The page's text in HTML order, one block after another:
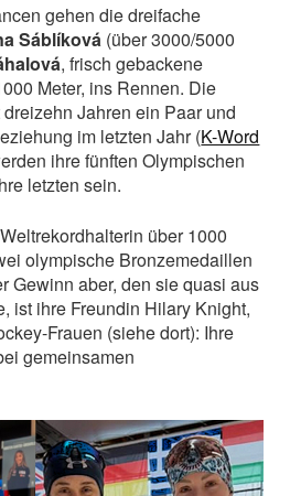
gehen die dreifache
Sáblíková (über 3000/5000
, frisch gebackene
Meter, ins Rennen. Die
Jahren ein Paar und
im letzten Jahr (K-Word
ihre fünften Olympischen
letzten sein.
über 1000
olympische Bronzemedaillen
Gewinn aber, den sie quasi aus
ist ihre Freundin Hilary Knight,
Frauen (siehe dort): Ihre
gemeinsamen